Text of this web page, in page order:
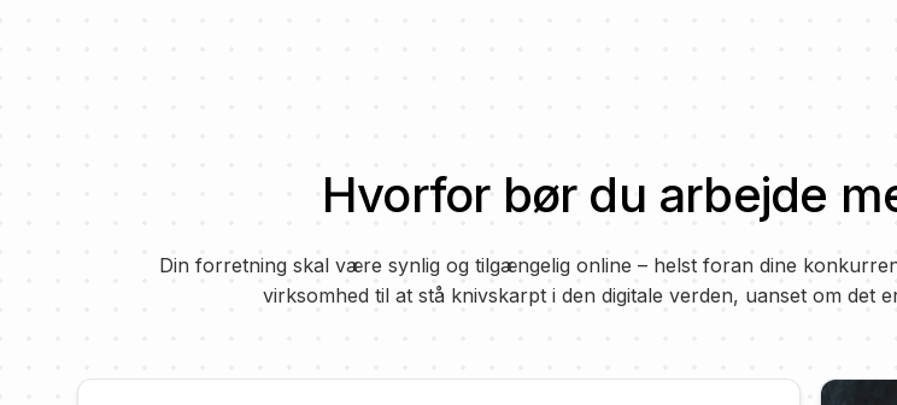
Hvorfor bør du arbejde
Din forretning skal være synlig og tilgængelig online – helst foran dine
virksomhed til at stå knivskarpt i den digitale verden, uanset om det